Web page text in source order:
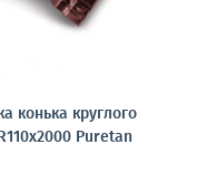
конька круглого
Puretan